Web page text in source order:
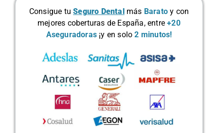
Consigue tu Seguro Dentalmás Barato y con
mejores coberturas de España, entre+20
Aseguradoras ¡y en solo2 minutos!